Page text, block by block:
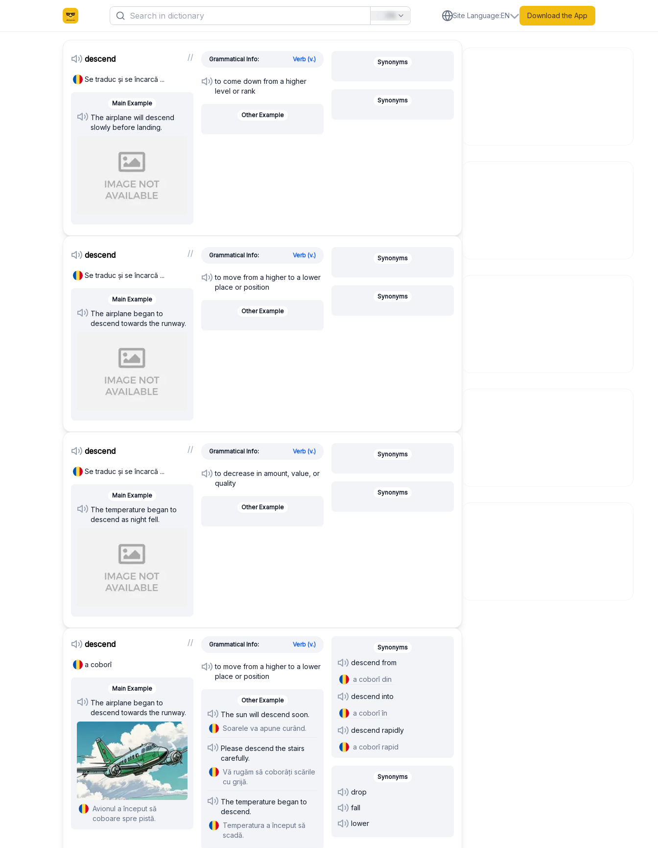
Site Language:EN Download the App
descend //
Se traduc și se încarcă ...
Main Example
The airplane will descend
slowly before landing.
Grammatical Info: Verb (v.)
to come down from a higher
level or rank
Other Example
Synonyms
Synonyms
descend //
Se traduc și se încarcă ...
Main Example
The airplane began to
descend towards the runway.
Grammatical Info: Verb (v.)
to move from a higher to a lower
place or position
Other Example
Synonyms
Synonyms
descend //
Se traduc și se încarcă ...
Main Example
The temperature began to
descend as night fell.
Grammatical Info: Verb (v.)
to decrease in amount, value, or
quality
Other Example
Synonyms
Synonyms
descend //
a coborî
Main Example
The airplane began to
descend towards the runway.
Avionul a început să
coboare spre pistă.
Grammatical Info: Verb (v.)
to move from a higher to a lower
place or position
Other Example
The sun will descend soon.
Soarele va apune curând.
Please descend the stairs
carefully.
Vă rugăm să coborâți scările
cu grijă.
The temperature began to
descend.
Temperatura a început să
scadă.
Synonyms
descend from
a coborî din
descend into
a coborî în
descend rapidly
a coborî rapid
Synonyms
drop
fall
lower